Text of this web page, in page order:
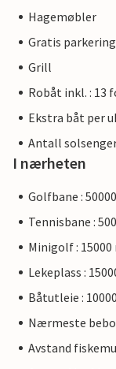
Hagemøbler
Gratis
Grill
Robåt inkl. : 13
Ekstra båt per
Antall
I nærheten
Golfbane :
Tennisbane :
Minigolf : 15000
Lekeplass :
Båtutleie :
Nærmeste
Avstand